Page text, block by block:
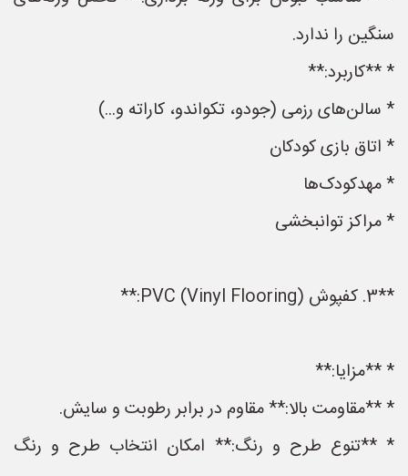
سنگین را ندارد.
* **کاربرد:**
* سالن‌های رزمی (جودو، تکواندو، کاراته و...)
* اتاق بازی کودکان
* مهدکودک‌ها
* مراکز توانبخشی
**3. کفپوش PVC (Vinyl Flooring):**
* **مزایا:**
* **مقاومت بالا:** مقاوم در برابر رطوبت و سایش.
* **تنوع طرح و رنگ:** امکان انتخاب طرح و رنگ